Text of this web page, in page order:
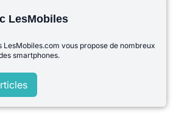
LesMobiles
LesMobiles.com vous propose de nombreux
smartphones.